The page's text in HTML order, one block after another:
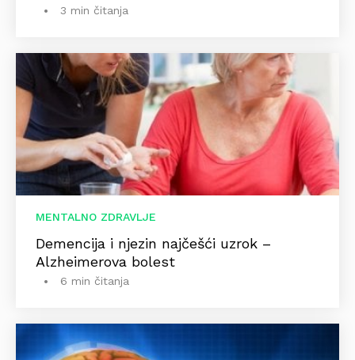
3 min čitanja
MENTALNO ZDRAVLJE
Demencija i njezin najčešći uzrok –
Alzheimerova bolest
6 min čitanja